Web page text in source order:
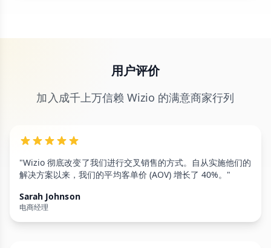
用户评价
加入成千上万信赖 Wizio 的满意商家行列
"Wizio 彻底改变了我们进行交叉销售的方式。自从实施他们的
解决方案以来，我们的平均客单价 (AOV) 增长了 40%。"
Sarah Johnson
电商经理